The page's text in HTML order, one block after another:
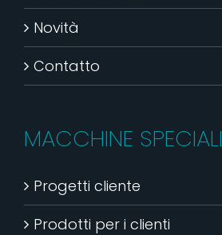
Novità
Contatto
MACCHINE SPECIALI
Progetti cliente
Prodotti per i clienti